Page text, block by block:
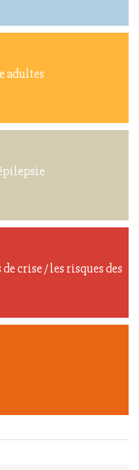
adultes
crise / les risques des